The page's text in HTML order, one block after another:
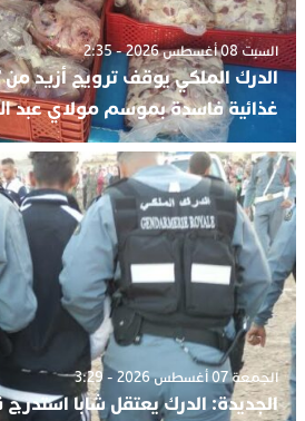
السبت 08 أغسطس 2026 - 2:35
غذائية فاسدة بموسم مولاي عبد
الجمعة 07 أغسطس 2026 - 3:29
الجديدة: الدرك يعتقل شابا